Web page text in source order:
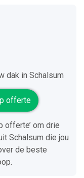
dak in Schalsum
offerte
offerte’ om drie
Schalsum die jou
de beste